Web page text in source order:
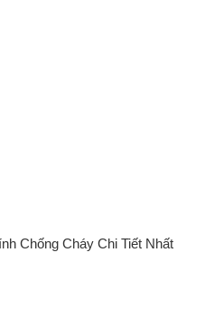
Chống Cháy Chi Tiết Nhất